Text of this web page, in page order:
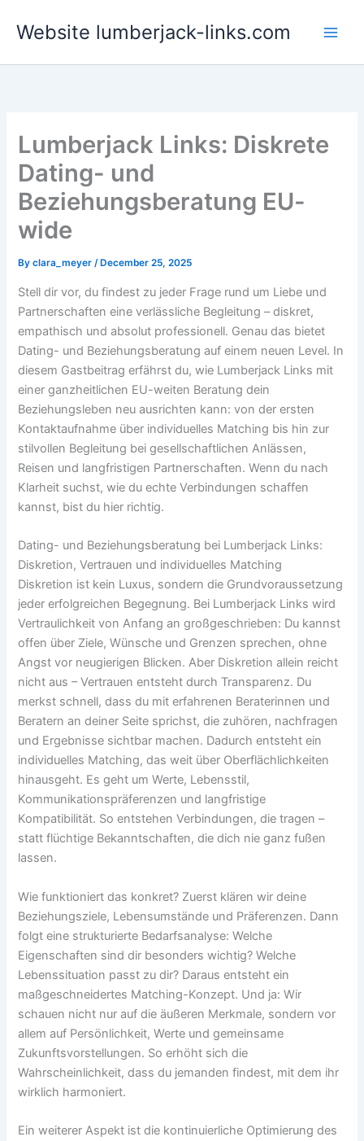
Website lumberjack-links.com
Lumberjack Links: Diskrete
Dating- und
Beziehungsberatung EU-
wide
Byclara_meyer/ December 25, 2025
Stell dir vor, du findest zu jeder Frage rund um Liebe und
Partnerschaften eine verlässliche Begleitung – diskret,
empathisch und absolut professionell. Genau das bietet
Dating- und Beziehungsberatung auf einem neuen Level. In
diesem Gastbeitrag erfährst du, wie Lumberjack Links mit
einer ganzheitlichen EU-weiten Beratung dein
Beziehungsleben neu ausrichten kann: von der ersten
Kontaktaufnahme über individuelles Matching bis hin zur
stilvollen Begleitung bei gesellschaftlichen Anlässen,
Reisen und langfristigen Partnerschaften. Wenn du nach
Klarheit suchst, wie du echte Verbindungen schaffen
kannst, bist du hier richtig.
Dating- und Beziehungsberatung bei Lumberjack Links:
Diskretion, Vertrauen und individuelles Matching
Diskretion ist kein Luxus, sondern die Grundvoraussetzung
jeder erfolgreichen Begegnung. Bei Lumberjack Links wird
Vertraulichkeit von Anfang an großgeschrieben: Du kannst
offen über Ziele, Wünsche und Grenzen sprechen, ohne
Angst vor neugierigen Blicken. Aber Diskretion allein reicht
nicht aus – Vertrauen entsteht durch Transparenz. Du
merkst schnell, dass du mit erfahrenen Beraterinnen und
Beratern an deiner Seite sprichst, die zuhören, nachfragen
und Ergebnisse sichtbar machen. Dadurch entsteht ein
individuelles Matching, das weit über Oberflächlichkeiten
hinausgeht. Es geht um Werte, Lebensstil,
Kommunikationspräferenzen und langfristige
Kompatibilität. So entstehen Verbindungen, die tragen –
statt flüchtige Bekanntschaften, die dich nie ganz fußen
lassen.
Wie funktioniert das konkret? Zuerst klären wir deine
Beziehungsziele, Lebensumstände und Präferenzen. Dann
folgt eine strukturierte Bedarfsanalyse: Welche
Eigenschaften sind dir besonders wichtig? Welche
Lebenssituation passt zu dir? Daraus entsteht ein
maßgeschneidertes Matching-Konzept. Und ja: Wir
schauen nicht nur auf die äußeren Merkmale, sondern vor
allem auf Persönlichkeit, Werte und gemeinsame
Zukunftsvorstellungen. So erhöht sich die
Wahrscheinlichkeit, dass du jemanden findest, mit dem ihr
wirklich harmoniert.
Ein weiterer Aspekt ist die kontinuierliche Optimierung des